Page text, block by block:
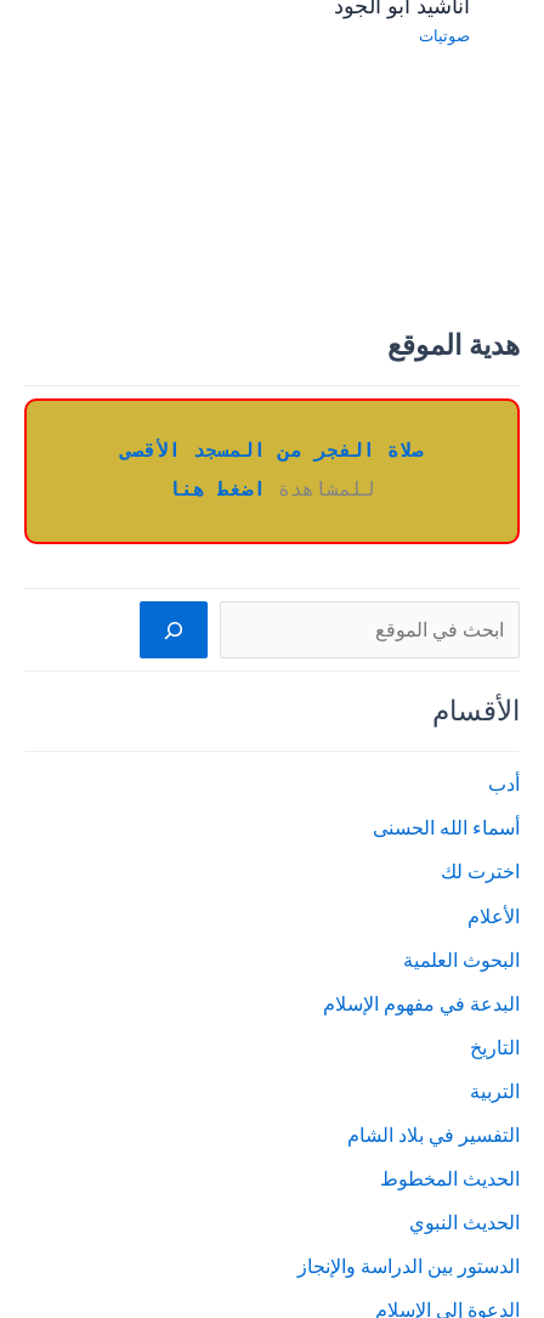
هدية الموقع
صلاة الفجر من المسجد الأقصى
للمشاهدة
اضغط هنا
البحث
الأقسام
أدب
أسماء الله الحسنى
اخترت لك
الأعلام
البحوث العلمية
البدعة في مفهوم الإسلام
التاريخ
التربية
التفسير في بلاد الشام
الحديث المخطوط
الحديث النبوي
الدستور بين الدراسة والإنجاز
الدعوة إلى الإسلام
صوتيات